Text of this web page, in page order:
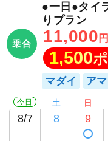
乗合
●一日●タイ
りプラン
11,000
1,500
マダイ ア
今日
8/7
土
8
日
9